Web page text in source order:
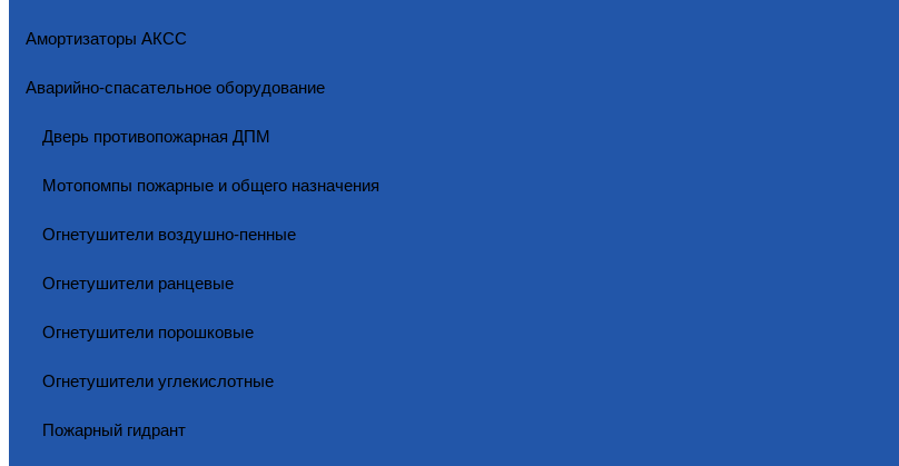
Амортизаторы АКСС
Аварийно-спасательное оборудование
Дверь противопожарная ДПМ
Мотопомпы пожарные и общего назначения
Огнетушители воздушно-пенные
Огнетушители ранцевые
Огнетушители порошковые
Огнетушители углекислотные
Пожарный гидрант